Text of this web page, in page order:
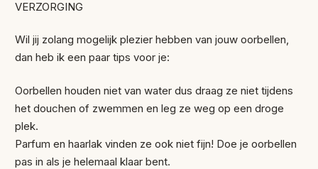
VERZORGING
Wil jij zolang mogelijk plezier hebben van jouw oorbellen,
dan heb ik een paar tips voor je:
Oorbellen houden niet van water dus draag ze niet tijdens
het douchen of zwemmen en leg ze weg op een droge
plek.
Parfum en haarlak vinden ze ook niet fijn! Doe je oorbellen
pas in als je helemaal klaar bent.